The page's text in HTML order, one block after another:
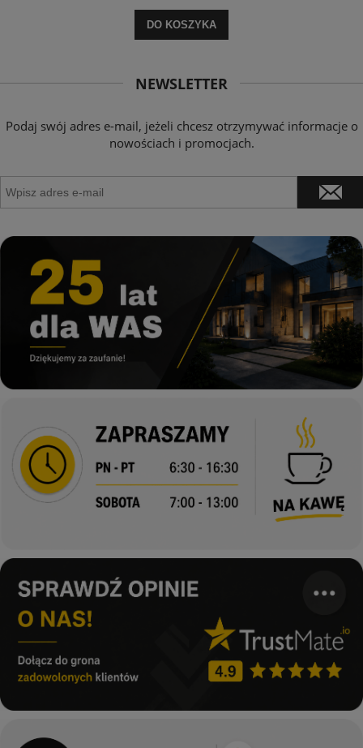
DO KOSZYKA
NEWSLETTER
Podaj swój adres e-mail, jeżeli chcesz otrzymywać informacje o
nowościach i promocjach.